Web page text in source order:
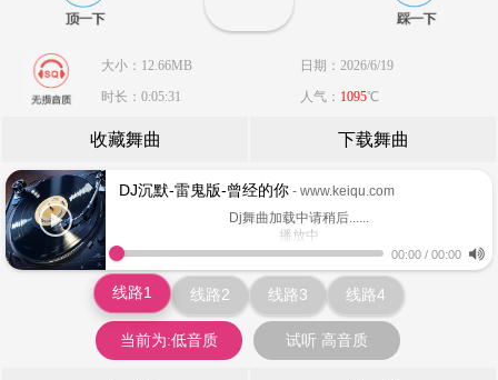
大小：12.66MB
日期：2026/6/19
时长：0:05:31
人气： 1095℃
收藏舞曲 下载舞曲
DJ沉默-雷鬼版-曾经的你 - www.keiqu.com
Dj舞曲加载中请稍后......
播放中
www.keiqu.com
00:00 / 00:00
线路1 线路2 线路3 线路4
当前为:低音质 试听 高音质